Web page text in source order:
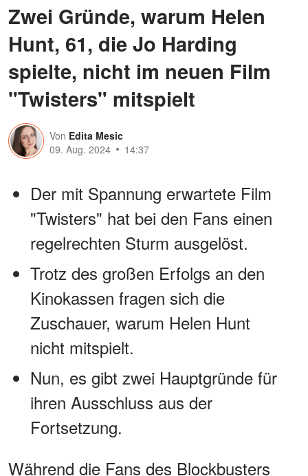
Zwei Gründe, warum Helen
Hunt, 61, die Jo Harding
spielte, nicht im neuen Film
"Twisters" mitspielt
Von Edita Mesic
09. Aug. 2024
14:37
Der mit Spannung erwartete Film
"Twisters" hat bei den Fans einen
regelrechten Sturm ausgelöst.
Trotz des großen Erfolgs an den
Kinokassen fragen sich die
Zuschauer, warum Helen Hunt
nicht mitspielt.
Nun, es gibt zwei Hauptgründe für
ihren Ausschluss aus der
Fortsetzung.
Während die Fans des Blockbusters